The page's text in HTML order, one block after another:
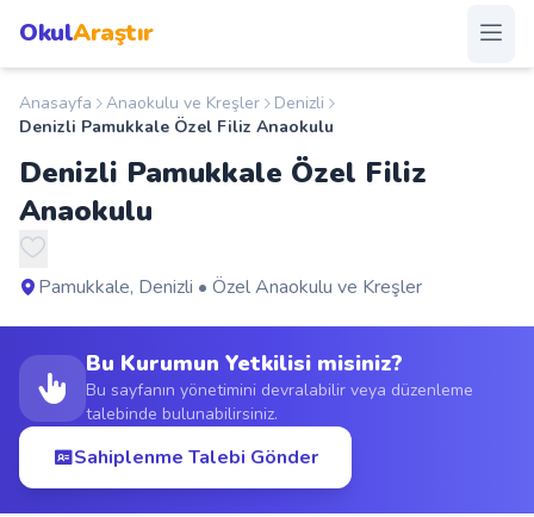
OkulAraştır
Anasayfa
Okullar
Şehirler
Duyurular
S.S.S.
Anasayfa Anaokulu ve Kreşler
Denizli
Denizli Pamukkale Özel Filiz Anaokulu
Denizli Pamukkale Özel Filiz
Anaokulu
Pamukkale, Denizli • Özel Anaokulu ve Kreşler
Bu Kurumun Yetkilisi misiniz?
Bu sayfanın yönetimini devralabilir veya düzenleme
talebinde bulunabilirsiniz.
Sahiplenme Talebi Gönder